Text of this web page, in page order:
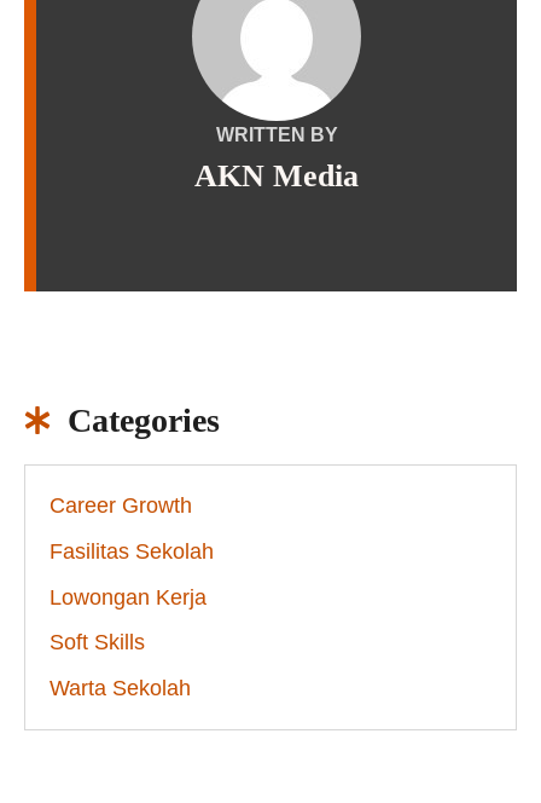
WRITTEN BY
AKN Media
Categories
Career Growth
Fasilitas Sekolah
Lowongan Kerja
Soft Skills
Warta Sekolah